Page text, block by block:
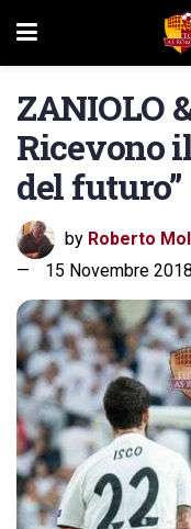
ZANIOLO
Ricevono
del futuro”
by Roberto
15 Novembre